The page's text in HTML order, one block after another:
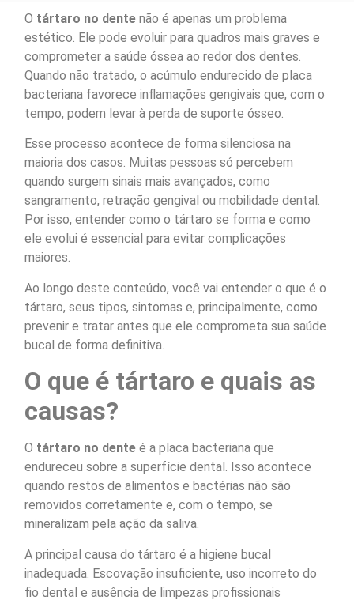
O tártaro no dente não é apenas um problema
estético. Ele pode evoluir para quadros mais graves e
comprometer a saúde óssea ao redor dos dentes.
Quando não tratado, o acúmulo endurecido de placa
bacteriana favorece inflamações gengivais que, com o
tempo, podem levar à perda de suporte ósseo.
Esse processo acontece de forma silenciosa na
maioria dos casos. Muitas pessoas só percebem
quando surgem sinais mais avançados, como
sangramento, retração gengival ou mobilidade dental.
Por isso, entender como o tártaro se forma e como
ele evolui é essencial para evitar complicações
maiores.
Ao longo deste conteúdo, você vai entender o que é o
tártaro, seus tipos, sintomas e, principalmente, como
prevenir e tratar antes que ele comprometa sua saúde
bucal de forma definitiva.
O que é tártaro e quais as
causas?
O tártaro no dente é a placa bacteriana que
endureceu sobre a superfície dental. Isso acontece
quando restos de alimentos e bactérias não são
removidos corretamente e, com o tempo, se
mineralizam pela ação da saliva.
A principal causa do tártaro é a higiene bucal
inadequada. Escovação insuficiente, uso incorreto do
fio dental e ausência de limpezas profissionais